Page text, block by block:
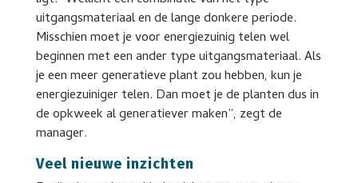
uitgangsmateriaal en de lange donkere periode.
Misschien moet je voor energiezuinig telen wel
beginnen met een ander type uitgangsmateriaal. Als
je een meer generatieve plant zou hebben, kun je
energiezuiniger telen. Dan moet je de planten dus in
de opkweek al generatiever maken”, zegt de
manager.
Veel nieuwe inzichten